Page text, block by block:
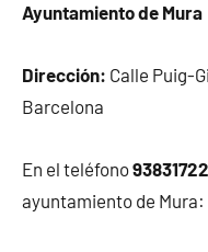
Ayuntamiento de Mura
Dirección: Calle Puig-
Barcelona
En el teléfono
ayuntamiento de Mura: